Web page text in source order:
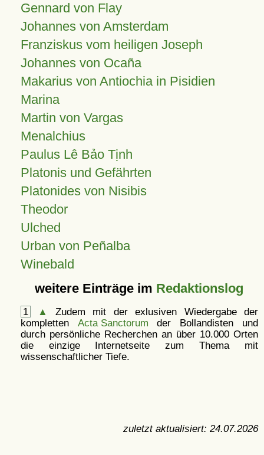
Gennard von Flay
Johannes von Amsterdam
Franziskus vom heiligen Joseph
Johannes von Ocaña
Makarius von Antiochia in Pisidien
Marina
Martin von Vargas
Menalchius
Paulus Lê Bảo Tịnh
Platonis und Gefährten
Platonides von Nisibis
Theodor
Ulched
Urban von Peñalba
Winebald
weitere Einträge im Redaktionslog
1 ▲
Zudem mit der exlusiven Wiedergabe der
kompletten Acta Sanctorum der Bollandisten und
durch persönliche Recherchen an über 10.000 Orten
die einzige Internetseite zum Thema mit
wissenschaftlicher Tiefe.
zuletzt aktualisiert: 24.07.2026